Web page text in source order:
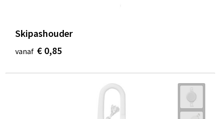
Skipashouder
vanaf € 0,85